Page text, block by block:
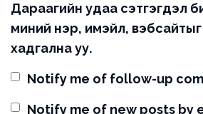
Дараагийн удаа сэтгэгдэл
миний нэр, имэйл,
хадгална уу.
Notify me of follow-up
Notify me of new posts by